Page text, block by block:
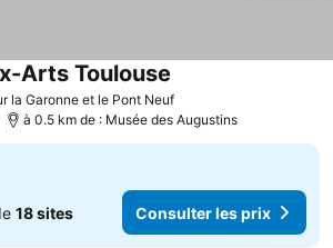
la Garonne et le Pont Neuf
Arts Toulouse
à 0.5 km de : Musée des Augustins
18 sites Consulter les prix